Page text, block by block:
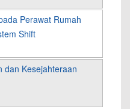
Perawat Rumah
Shift
dan Kesejahteraan